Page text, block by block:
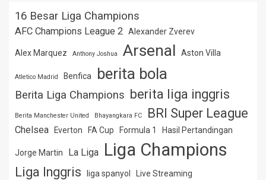
16 Besar Liga Champions
AFC Champions League 2 Alexander Zverev
Alex Marquez Anthony Joshua Arsenal Aston Villa
Atletico Madrid Benfica berita bola
Berita Liga Champions berita liga inggris
Berita Manchester United Bhayangkara FC BRI Super League
Chelsea Everton FA Cup Formula 1 Hasil Pertandingan
Jorge Martin La Liga Liga Champions
Liga Inggris liga spanyol Live Streaming